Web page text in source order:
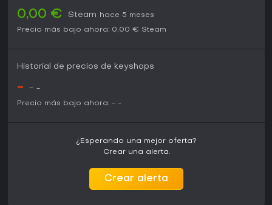
0,00 € Steam
hace 5 meses
Precio más bajo ahora: 0,00 € Steam
Historial de precios de keyshops
- - -
Precio más bajo ahora: - -
¿Esperando una mejor oferta?
Crear una alerta.
Crear alerta